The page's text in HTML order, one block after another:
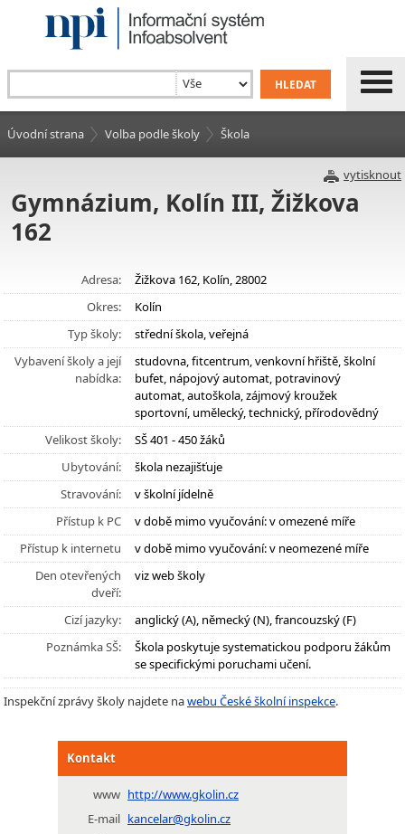
Úvodní strana Volba podle školy Škola
vytisknout
Gymnázium, Kolín III, Žižkova
162
Adresa:
Žižkova 162, Kolín, 28002
Okres:
Kolín
Typ školy:
střední škola, veřejná
Vybavení školy a její
nabídka:
studovna, fitcentrum, venkovní hřiště, školní
bufet, nápojový automat, potravinový
automat, autoškola, zájmový kroužek
sportovní, umělecký, technický, přírodovědný
Velikost školy:
SŠ 401 - 450 žáků
Ubytování:
škola nezajišťuje
Stravování:
v školní jídelně
Přístup k PC
v době mimo vyučování: v omezené míře
Přístup k internetu
v době mimo vyučování: v neomezené míře
Den otevřených
dveří:
viz web školy
Cizí jazyky:
anglický (A), německý (N), francouzský (F)
Poznámka SŠ:
Škola poskytuje systematickou podporu žákům
se specifickými poruchami učení.
Inspekční zprávy školy najdete nawebu České školní inspekce.
Kontakt
www http://www.gkolin.cz
E-mail kancelar@gkolin.cz